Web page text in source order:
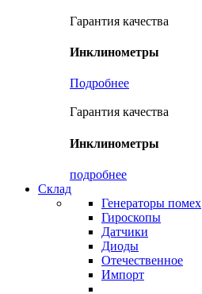
Гарантия качества
Инклинометры
Подробнее
Гарантия качества
Инклинометры
подробнее
Склад
Генераторы помех
Гироскопы
Датчики
Диоды
Отечественное
Импорт